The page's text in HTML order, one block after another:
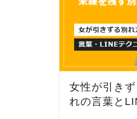
女性が引き
れの言葉と